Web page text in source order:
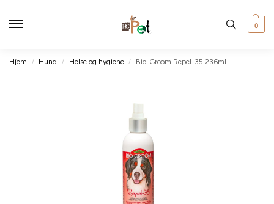
0
Hjem / Hund / Helse og hygiene / Bio-Groom Repel-35 236ml